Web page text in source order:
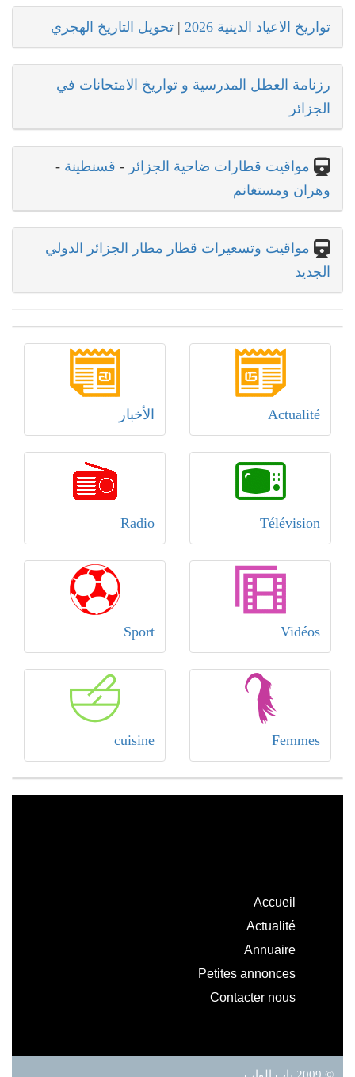
تواريخ الاعياد الدينية 2026 | تحويل التاريخ الهجري
رزنامة العطل المدرسية و تواريخ الامتحانات في
الجزائر
مواقيت قطارات ضاحية الجزائر - قسنطينة -
وهران ومستغانم
مواقيت وتسعيرات قطار مطار الجزائر الدولي
الجديد
Actualité الأخبار
Télévision
Radio
Vidéos
Sport
Femmes
cuisine
Accueil
Actualité
Annuaire
Petites annonces
Contacter nous
© 2009 باب الواب